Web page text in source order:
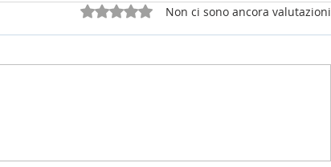
Valutazione 0 stelle su 5.Non ci sono ancora valutazioni